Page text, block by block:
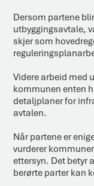
Dersom partene
utbyggingsavtale,
skjer som
Videre arbeid med
kommunen enten
detaljplaner for
avtalen.
Når partene er
vurderer
ettersyn. Det betyr
berørte parter kan